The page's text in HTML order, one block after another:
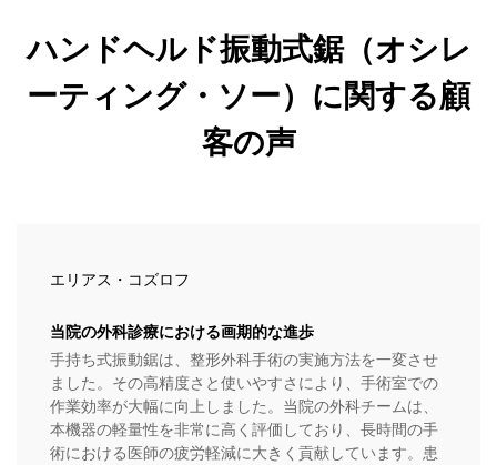
ハンドヘルド振動式鋸（オシレ
ーティング・ソー）に関する顧
客の声
エリアス・コズロフ
当院の外科診療における画期的な進歩
手持ち式振動鋸は、整形外科手術の実施方法を一変させ
ました。その高精度さと使いやすさにより、手術室での
作業効率が大幅に向上しました。当院の外科チームは、
本機器の軽量性を非常に高く評価しており、長時間の手
術における医師の疲労軽減に大きく貢献しています。患